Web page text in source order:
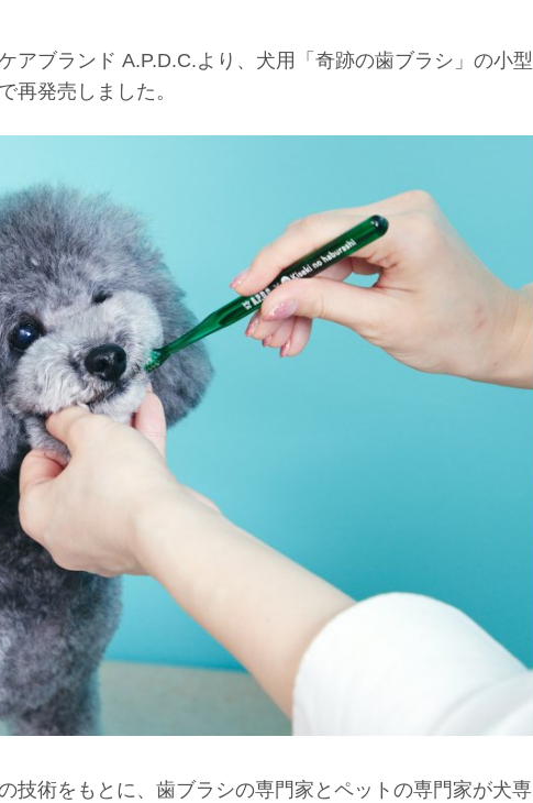
アブランド A.P.D.C.より、犬用「奇跡の歯ブラシ」の小型
で再発売しました。
技術をもとに、歯ブラシの専門家とペットの専門家が犬専